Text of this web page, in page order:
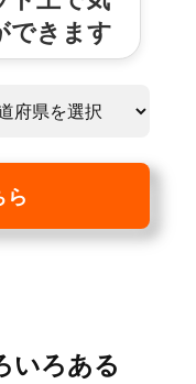
できます
いろある